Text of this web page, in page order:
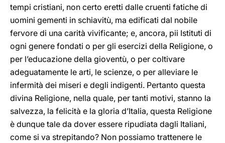
tempi cristiani, non certo eretti dalle cruenti fatiche di
uomini gementi in schiavitù, ma edificati dal nobile
fervore di una carità vivificante; e, ancora, pii Istituti di
ogni genere fondati o per gli esercizi della Religione, o
per l’educazione della gioventù, o per coltivare
adeguatamente le arti, le scienze, o per alleviare le
infermità dei miseri e degli indigenti. Pertanto questa
divina Religione, nella quale, per tanti motivi, stanno la
salvezza, la felicità e la gloria d’Italia, questa Religione
è dunque tale da dover essere ripudiata dagli Italiani,
come si va strepitando? Non possiamo trattenere le